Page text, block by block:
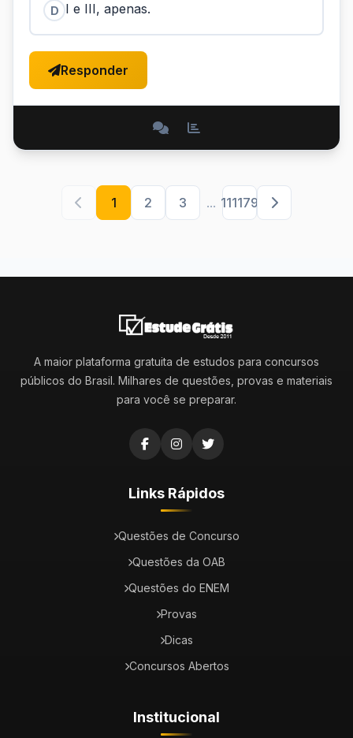
D I e III, apenas.
Responder
1 2 3 ... 111179
A maior plataforma gratuita de estudos para concursos
públicos do Brasil. Milhares de questões, provas e materiais
para você se preparar.
Links Rápidos
Questões de Concurso
Questões da OAB
Questões do ENEM
Provas
Dicas
Concursos Abertos
Institucional